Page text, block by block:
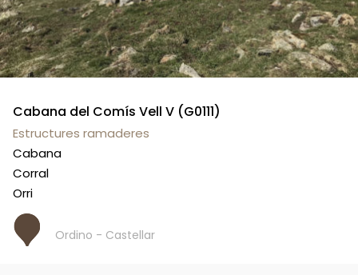
Cabana del Comís Vell V (G0111)
Estructures ramaderes
Cabana
Corral
Orri
Ordino - Castellar